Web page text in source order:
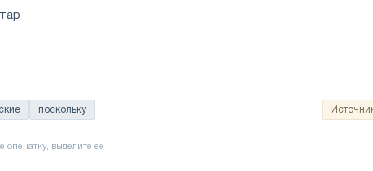
поскольку